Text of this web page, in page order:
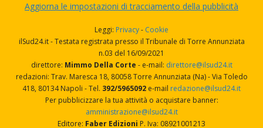
Aggiorna le impostazioni di tracciamento della pubblicità
Leggi: Privacy- Cookie
ilSud24.it - Testata registrata presso il Tribunale di Torre Annunziata
n.03 del 16/09/2021
direttore: Mimmo Della Corte - e-mail: direttore@ilsud24.it
redazioni: Trav. Maresca 18, 80058 Torre Annunziata (Na) - Via Toledo
418, 80134 Napoli - Tel. 392/5965092 e-mail redazione@ilsud24.it
Per pubblicizzare la tua attività o acquistare banner:
amministrazione@ilsud24.it
Editore: Faber Edizioni P. Iva: 08921001213